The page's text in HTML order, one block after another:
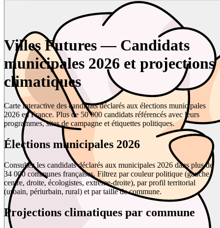
Villes Futures — Candidats
municipales 2026 et projections
climatiques
Carte interactive des candidats déclarés aux élections municipales
2026 en France. Plus de 50 000 candidats référencés avec leurs
programmes, sites de campagne et étiquettes politiques.
Élections municipales 2026
Consultez les candidats déclarés aux municipales 2026 dans plus de
34 000 communes françaises. Filtrez par couleur politique (gauche,
centre, droite, écologistes, extrême-droite), par profil territorial
(urbain, périurbain, rural) et par taille de commune.
Projections climatiques par commune